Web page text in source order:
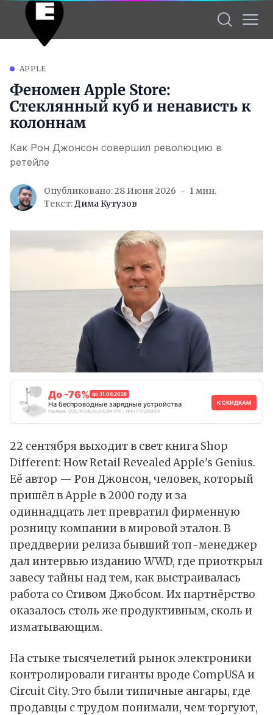
APPLE
Феномен Apple Store:
Стеклянный куб и ненависть к
колоннам
Как Рон Джонсон совершил революцию в
ретейле
Опубликовано: 28 Июня 2026
1 мин.
Текст:Дима Кутузов
До -76% до 31.08.2026
На беспроводные зарядные устройства
Реклама. ООО "АЛИБАБА.КОМ (РУ)", ИНН 7703380158
К СКИДКАМ
22 сентября выходит в свет книга Shop
Different: How Retail Revealed Apple's Genius.
Её автор — Рон Джонсон, человек, который
пришёл в Apple в 2000 году и за
одиннадцать лет превратил фирменную
розницу компании в мировой эталон. В
преддверии релиза бывший топ-менеджер
далинтервью изданию WWD, где приоткрыл
завесу тайны над тем, как выстраивалась
работа со Стивом Джобсом. Их партнёрство
оказалось столь же продуктивным, сколь и
изматывающим.
На стыке тысячелетий рынок электроники
контролировали гиганты вроде CompUSA и
Circuit City. Это были типичные ангары, где
продавцы с трудом понимали, чем торгуют,